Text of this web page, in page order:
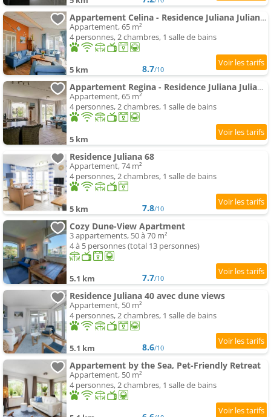
Appartement Celina - Residence Juliana Julianadorp aan Zee
Appartement, 65 m²
4 personnes, 2 chambres, 1 salle de bains
5 km 8.7/10
Appartement Regina - Residence Juliana Julianadorp aan Zee
Appartement, 65 m²
4 personnes, 2 chambres, 1 salle de bains
5 km
Residence Juliana 68
Appartement, 74 m²
4 personnes, 2 chambres, 1 salle de bains
5 km 7.8/10
Cozy Dune-View Apartment
3 appartements, 50 à 70 m²
4 à 5 personnes (total 13 personnes)
5.1 km 7.7/10
Residence Juliana 40 avec dune views
Appartement, 50 m²
4 personnes, 2 chambres, 1 salle de bains
5.1 km 8.6/10
Appartement by the Sea, Pet-Friendly Retreat
Appartement, 50 m²
4 personnes, 2 chambres, 1 salle de bains